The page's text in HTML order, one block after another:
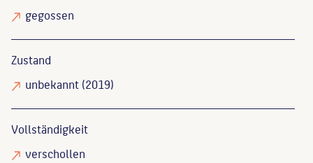
gegossen
Zustand
unbekannt(2019)
Vollständigkeit
verschollen